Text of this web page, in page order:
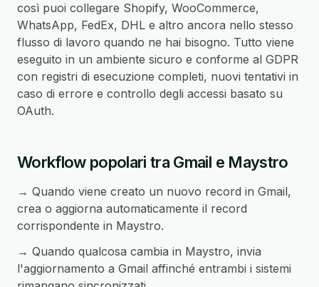
così puoi collegare Shopify, WooCommerce,
WhatsApp, FedEx, DHL e altro ancora nello stesso
flusso di lavoro quando ne hai bisogno. Tutto viene
eseguito in un ambiente sicuro e conforme al GDPR
con registri di esecuzione completi, nuovi tentativi in
caso di errore e controllo degli accessi basato su
OAuth.
Workflow popolari tra Gmail e Maystro
→ Quando viene creato un nuovo record in Gmail,
crea o aggiorna automaticamente il record
corrispondente in Maystro.
→ Quando qualcosa cambia in Maystro, invia
l'aggiornamento a Gmail affinché entrambi i sistemi